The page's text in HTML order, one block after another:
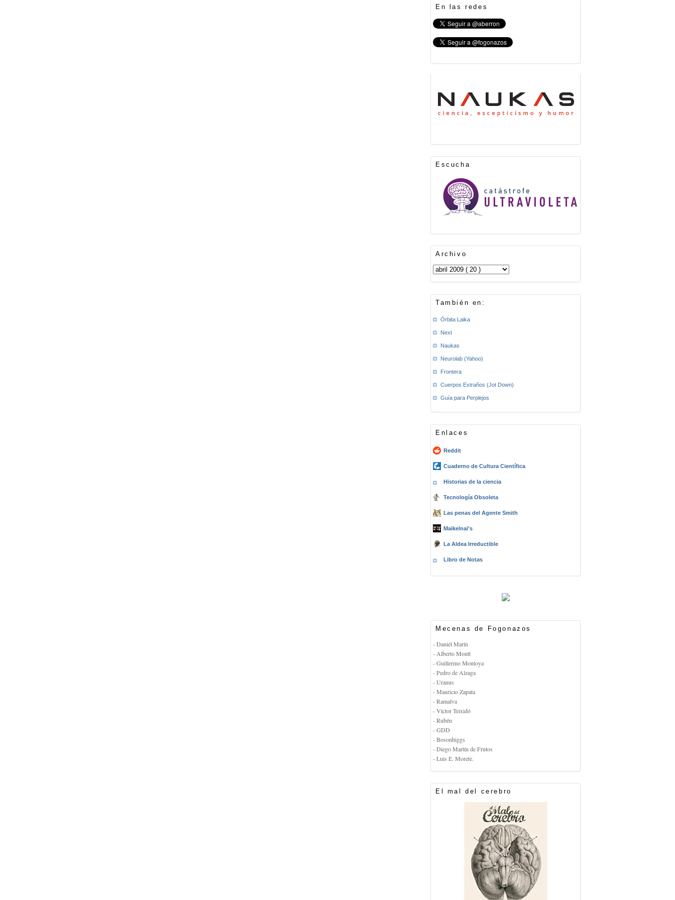
En las redes
Escucha
Archivo
También en:
Órbita Laika
Next
Naukas
Neurolab (Yahoo)
Frontera
Cuerpos Extraños (Jot Down)
Guía para Perplejos
Enlaces
Reddit
Cuaderno de Cultura Científica
Historias de la ciencia
Tecnología Obsoleta
Las penas del Agente Smith
Maikelnai's
La Aldea Irreductible
Libro de Notas
Mecenas de Fogonazos
- Daniel Marín
- Alberto Montt
- Guillermo Montoya
- Pedro de Alzaga
- Uranus
- Mauricio Zapata
- Ramalva
- Víctor Teixidó
- Rubén
- GDD
- Bosonhiggs
- Diego Martín de Frutos
- Luis E. Morete.
El mal del cerebro